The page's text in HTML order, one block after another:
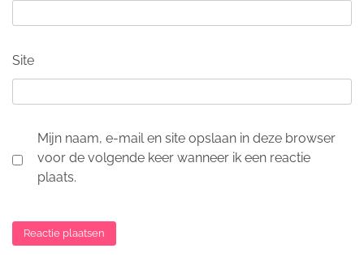
Site
Mijn naam, e-mail en site opslaan in deze browser
voor de volgende keer wanneer ik een reactie
plaats.